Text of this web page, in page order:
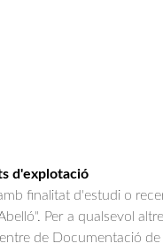
d'explotació
finalitat d'estudi o
Per a qualsevol
de Documentació